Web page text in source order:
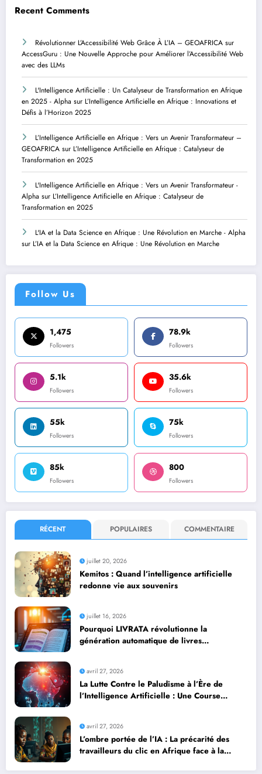
Recent Comments
Révolutionner L’Accessibilité Web Grâce À L’IA – GEOAFRICA sur
AccessGuru : Une Nouvelle Approche pour Améliorer l’Accessibilité Web
avec des LLMs
L'Intelligence Artificielle : Un Catalyseur de Transformation en Afrique
en 2025 - Alpha sur L’Intelligence Artificielle en Afrique : Innovations et
Défis à l’Horizon 2025
L’Intelligence Artificielle en Afrique : Vers un Avenir Transformateur –
GEOAFRICA sur L’Intelligence Artificielle en Afrique : Catalyseur de
Transformation en 2025
L'Intelligence Artificielle en Afrique : Vers un Avenir Transformateur -
Alpha sur L’Intelligence Artificielle en Afrique : Catalyseur de
Transformation en 2025
L'IA et la Data Science en Afrique : Une Révolution en Marche - Alpha
sur L’IA et la Data Science en Afrique : Une Révolution en Marche
Follow Us
1,475
Followers
78.9k
Followers
5.1k
Followers
35.6k
Followers
55k
Followers
75k
Followers
85k
Followers
800
Followers
RÉCENT POPULAIRES COMMENTAIRE
juillet 20, 2026
Kemitos : Quand l’intelligence artificielle
redonne vie aux souvenirs
juillet 16, 2026
Pourquoi LIVRATA révolutionne la
génération automatique de livres
avril 27, 2026
La Lutte Contre le Paludisme à l’Ère de
l’Intelligence Artificielle : Une Course
avril 27, 2026
L’ombre portée de l’IA : La précarité des
travailleurs du clic en Afrique face à la